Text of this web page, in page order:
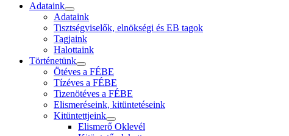
Adataink
Adataink
Tisztségviselők, elnökségi és EB tagok
Tagjaink
Halottaink
Történetünk
Ötéves a FÉBE
Tízéves a FÉBE
Tizenötéves a FÉBE
Elismeréseink, kitüntetéseink
Kitüntettjeink
Elismerő Oklevél